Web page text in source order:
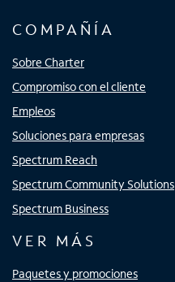
COMPAÑÍA
Sobre Charter
Compromiso con el cliente
Empleos
Soluciones para empresas
Spectrum Reach
Spectrum Community Solutions
Spectrum Business
VER MÁS
Paquetes y promociones